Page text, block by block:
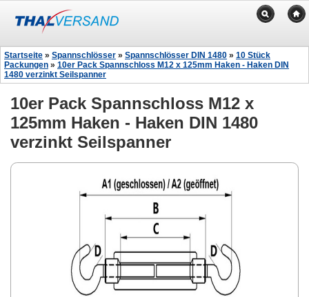
Startseite » Spannschlösser » Spannschlösser DIN 1480 » 10 Stück
Packungen » 10er Pack Spannschloss M12 x 125mm Haken - Haken DIN
1480 verzinkt Seilspanner
10er Pack Spannschloss M12 x
125mm Haken - Haken DIN 1480
verzinkt Seilspanner